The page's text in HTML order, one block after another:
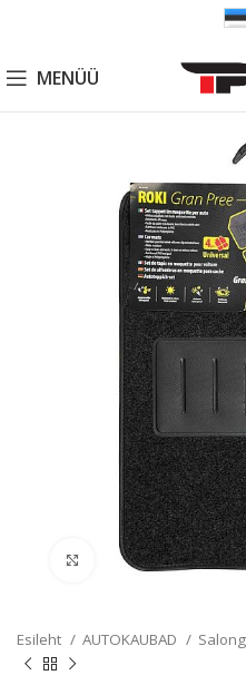
MENÜÜ
Kliki lülitamiseks
Esileht AUTOKAUBAD